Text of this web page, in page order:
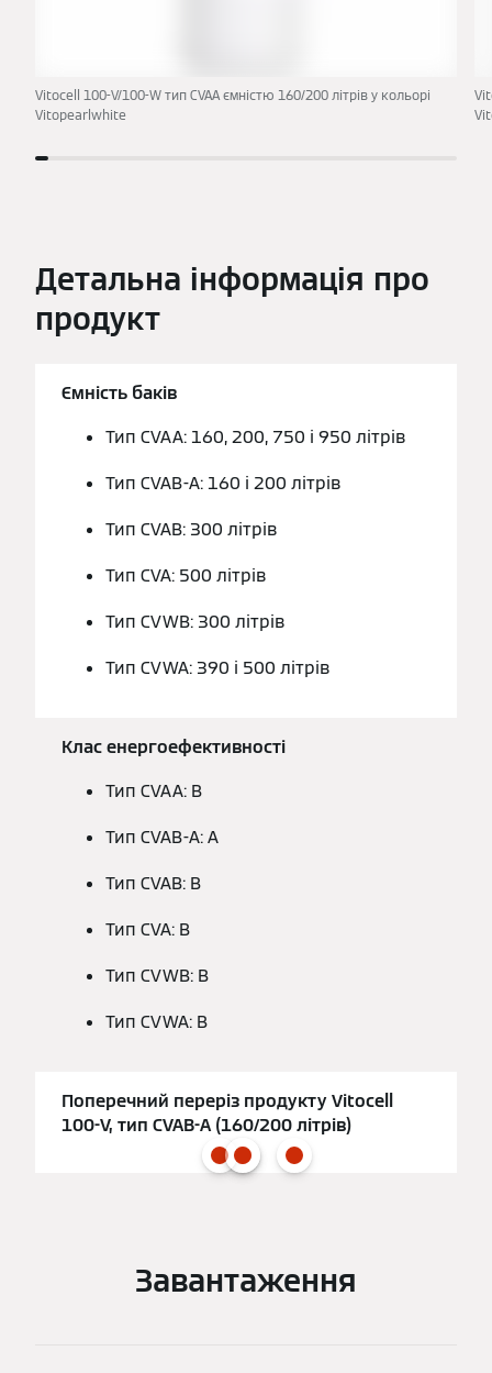
Vitocell 100-V/100-W тип CVAA ємністю 160/200 літрів у кольорі
Vitopearlwhite
Детальна інформація про
продукт
Ємність баків
Тип CVAA: 160, 200, 750 і 950 літрів
Тип CVAB-A: 160 і 200 літрів
Тип CVAB: 300 літрів
Тип CVA: 500 літрів
Тип CVWB: 300 літрів
Тип CVWA: 390 і 500 літрів
Клас енергоефективності
Тип CVAA: B
Тип CVAB-A: A
Тип CVAB: B
Тип CVA: B
Тип CVWB: B
Тип CVWA: B
Поперечний переріз продукту Vitocell
100-V, тип CVAB-A (160/200 літрів)
Завантаження